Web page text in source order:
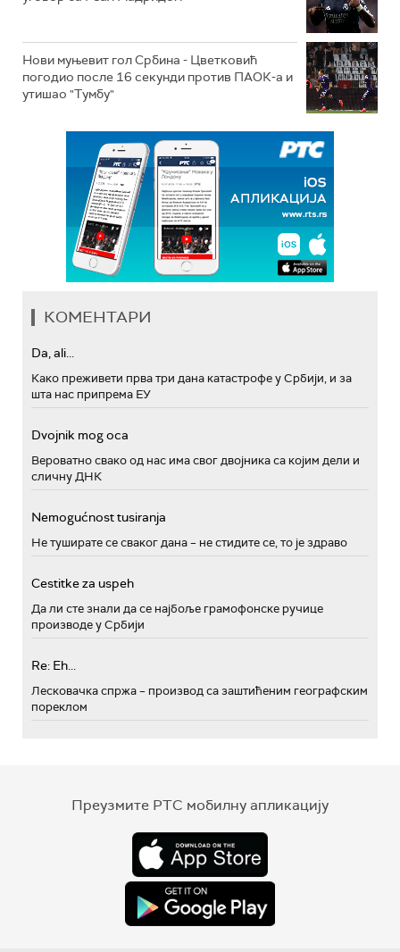
Нови муњевит гол Србина - Цветковић
погодио после 16 секунди против ПАОК-а и
утишао "Тумбу"
КОМЕНТАРИ
Da, ali...
Како преживети прва три дана катастрофе у Србији, и за
шта нас припрема ЕУ
Dvojnik mog oca
Вероватно свако од нас има свог двојника са којим дели и
сличну ДНК
Nemogućnost tusiranja
Не туширате се сваког дана – не стидите се, то је здраво
Cestitke za uspeh
Да ли сте знали да се најбоље грамофонске ручице
производе у Србији
Re: Eh...
Лесковачка спржа – производ са заштићеним географским
пореклом
Преузмите РТС мобилну апликацију